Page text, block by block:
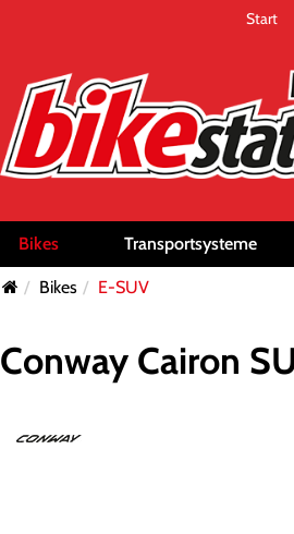
Start
Bikes Transportsysteme
Bikes E-SUV
Conway Cairon